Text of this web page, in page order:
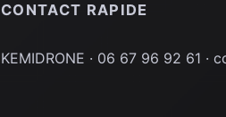
CONTACT RAPIDE
KEMIDRONE · 06 67 96 92 61 ·